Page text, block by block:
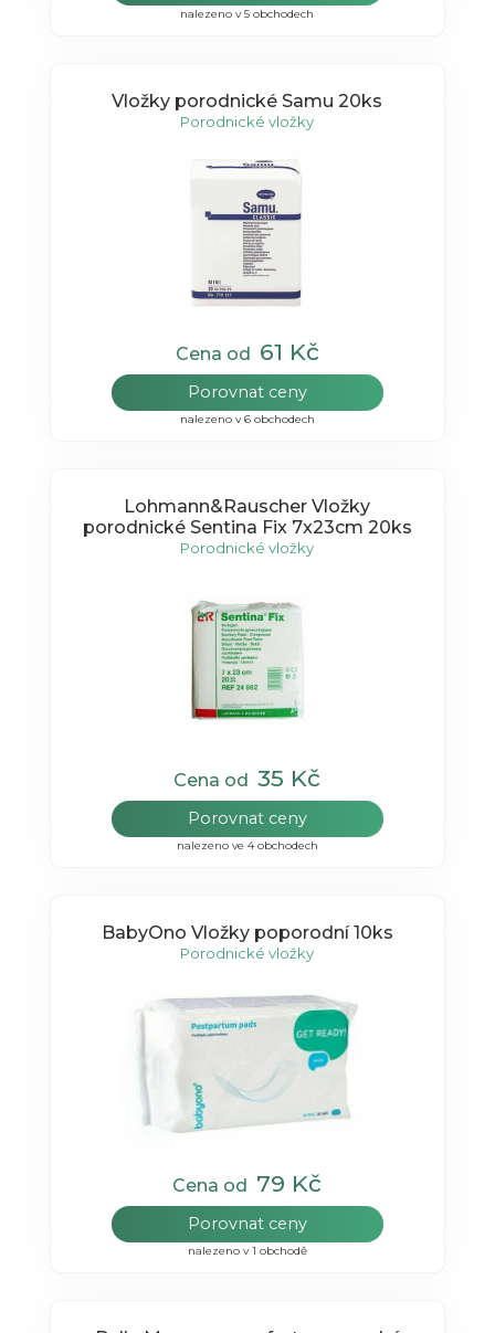
nalezeno v 5 obchodech
Vložky porodnické Samu 20ks
Porodnické vložky
Cena od 61 Kč
Porovnat ceny
nalezeno v 6 obchodech
Lohmann&Rauscher Vložky
porodnické Sentina Fix 7x23cm 20ks
Porodnické vložky
Cena od35 Kč
Porovnat ceny
nalezeno ve 4 obchodech
BabyOno Vložky poporodní 10ks
Porodnické vložky
Cena od 79 Kč
Porovnat ceny
nalezeno v 1 obchodě